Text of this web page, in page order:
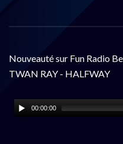
Nouveauté sur Fun Radio
TWAN RAY - HALFWAY
00:00:00